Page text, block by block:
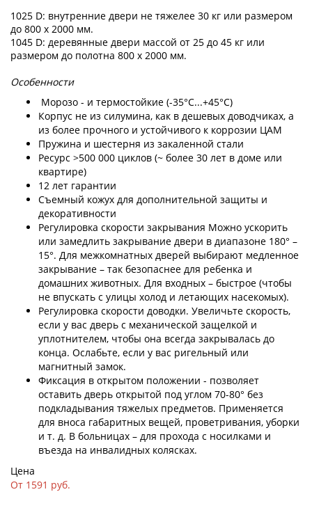
1025 D: внутренние двери не тяжелее 30 кг или размером
до 800 x 2000 мм.
1045 D: деревянные двери массой от 25 до 45 кг или
размером до полотна 800 x 2000 мм.
Особенности
Морозо - и термостойкие (-35°С...+45°С)
Корпус не из силумина, как в дешевых доводчиках, а
из более прочного и устойчивого к коррозии ЦАМ
Пружина и шестерня из закаленной стали
Ресурс >500 000 циклов (~ более 30 лет в доме или
квартире)
12 лет гарантии
Съемный кожух для дополнительной защиты и
декоративности
Регулировка скорости закрывания Можно ускорить
или замедлить закрывание двери в диапазоне 180° –
15°. Для межкомнатных дверей выбирают медленное
закрывание – так безопаснее для ребенка и
домашних животных. Для входных – быстрое (чтобы
не впускать с улицы холод и летающих насекомых).
Регулировка скорости доводки. Увеличьте скорость,
если у вас дверь с механической защелкой и
уплотнителем, чтобы она всегда закрывалась до
конца. Ослабьте, если у вас ригельный или
магнитный замок.
Фиксация в открытом положении - позволяет
оставить дверь открытой под углом 70-80° без
подкладывания тяжелых предметов. Применяется
для вноса габаритных вещей, проветривания, уборки
и т. д. В больницах – для прохода с носилками и
въезда на инвалидных колясках.
Цена
От 1591 руб.